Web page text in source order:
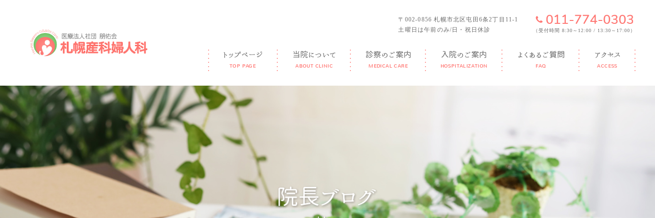
〒002-0856 札幌市北区屯田6条2丁目11-1
土曜日は午前のみ/日・祝日休診
（受付時間 8:30～12:00 / 13:30～17:00）
トップページ
TOP PAGE
当院について
ABOUT CLINIC
診察のご案内
MEDICAL CARE
入院のご案内
HOSPITALIZATION
よくあるご質問
FAQ
アクセス
ACCESS